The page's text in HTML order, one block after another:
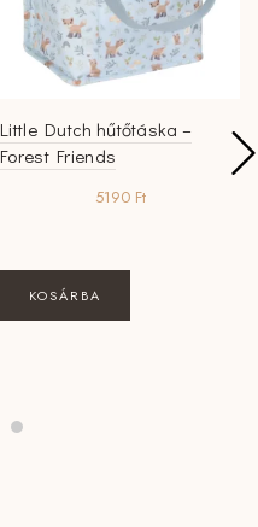
Little Dutch hűtőtáska –
Forest Friends
5190 Ft
KOSÁRBA